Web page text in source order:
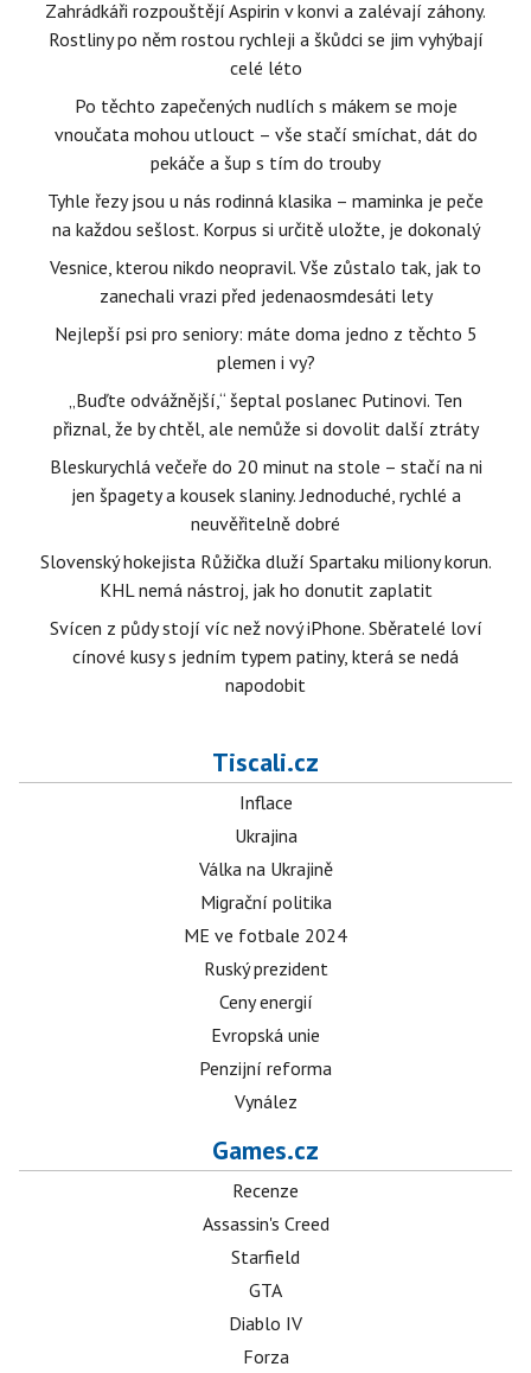
Zahrádkáři rozpouštějí Aspirin v konvi a zalévají záhony.
Rostliny po něm rostou rychleji a škůdci se jim vyhýbají
celé léto
Po těchto zapečených nudlích s mákem se moje
vnoučata mohou utlouct – vše stačí smíchat, dát do
pekáče a šup s tím do trouby
Tyhle řezy jsou u nás rodinná klasika – maminka je peče
na každou sešlost. Korpus si určitě uložte, je dokonalý
Vesnice, kterou nikdo neopravil. Vše zůstalo tak, jak to
zanechali vrazi před jedenaosmdesáti lety
Nejlepší psi pro seniory: máte doma jedno z těchto 5
plemen i vy?
„Buďte odvážnější,“ šeptal poslanec Putinovi. Ten
přiznal, že by chtěl, ale nemůže si dovolit další ztráty
Bleskurychlá večeře do 20 minut na stole – stačí na ni
jen špagety a kousek slaniny. Jednoduché, rychlé a
neuvěřitelně dobré
Slovenský hokejista Růžička dluží Spartaku miliony korun.
KHL nemá nástroj, jak ho donutit zaplatit
Svícen z půdy stojí víc než nový iPhone. Sběratelé loví
cínové kusy s jedním typem patiny, která se nedá
napodobit
Tiscali.cz
Inflace
Ukrajina
Válka na Ukrajině
Migrační politika
ME ve fotbale 2024
Ruský prezident
Ceny energií
Evropská unie
Penzijní reforma
Vynález
Games.cz
Recenze
Assassin's Creed
Starfield
GTA
Diablo IV
Forza